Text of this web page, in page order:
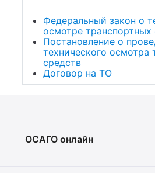
Федеральный закон о
осмотре транспортных
Постановление о
технического осмотра
средств
Договор на ТО
ОСАГО онлайн